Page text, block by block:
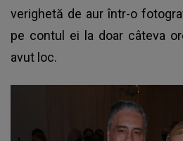
verighetă de aur într-o
pe contul ei la doar câteva
avut loc.